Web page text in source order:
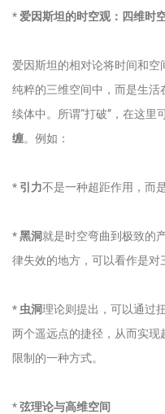
* 爱因斯坦的时空观：四维时
爱因斯坦的相对论将时间和空
纯粹的三维空间中，而是生
续体中。所谓“打破”，在这里
缠。例如：
* 引力不是一种超距作用，而
*黑洞就是时空弯曲到极致的
律失效的地方，可以看作是对
* 虫洞理论则提出，可以通过
两个遥远点的捷径，从而实
限制的一种方式。
*弦理论与高维空间